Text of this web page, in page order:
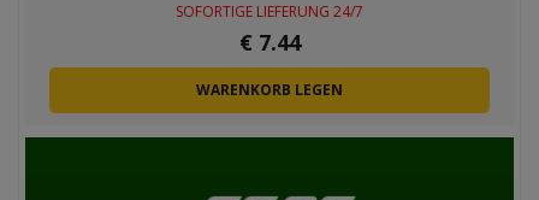
SOFORTIGE LIEFERUNG 24/7
€ 7.44
WARENKORB LEGEN